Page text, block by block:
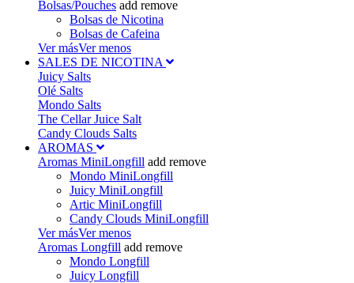
Bolsas/Pouches add remove
Bolsas de Nicotina
Bolsas de Cafeina
Ver másVer menos
SALES DE NICOTINA
Juicy Salts
Olé Salts
Mondo Salts
The Cellar Juice Salt
Candy Clouds Salts
AROMAS
Aromas MiniLongfill add remove
Mondo MiniLongfill
Juicy MiniLongfill
Artic MiniLongfill
Candy Clouds MiniLongfill
Ver másVer menos
Aromas Longfill add remove
Mondo Longfill
Juicy Longfill